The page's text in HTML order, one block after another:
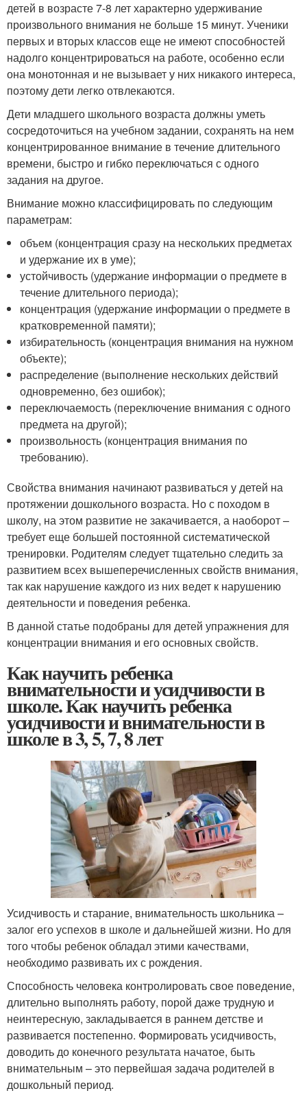
детей в возрасте 7-8 лет характерно удерживание
произвольного внимания не больше 15 минут. Ученики
первых и вторых классов еще не имеют способностей
надолго концентрироваться на работе, особенно если
она монотонная и не вызывает у них никакого интереса,
поэтому дети легко отвлекаются.
Дети младшего школьного возраста должны уметь
сосредоточиться на учебном задании, сохранять на нем
концентрированное внимание в течение длительного
времени, быстро и гибко переключаться с одного
задания на другое.
Внимание можно классифицировать по следующим
параметрам:
объем (концентрация сразу на нескольких предметах
и удержание их в уме);
устойчивость (удержание информации о предмете в
течение длительного периода);
концентрация (удержание информации о предмете в
кратковременной памяти);
избирательность (концентрация внимания на нужном
объекте);
распределение (выполнение нескольких действий
одновременно, без ошибок);
переключаемость (переключение внимания с одного
предмета на другой);
произвольность (концентрация внимания по
требованию).
Свойства внимания начинают развиваться у детей на
протяжении дошкольного возраста. Но с походом в
школу, на этом развитие не закачивается, а наоборот –
требует еще большей постоянной систематической
тренировки. Родителям следует тщательно следить за
развитием всех вышеперечисленных свойств внимания,
так как нарушение каждого из них ведет к нарушению
деятельности и поведения ребенка.
В данной статье подобраны для детей упражнения для
концентрации внимания и его основных свойств.
Как научить ребенка
внимательности и усидчивости в
школе. Как научить ребенка
усидчивости и внимательности в
школе в 3, 5, 7, 8 лет
Усидчивость и старание, внимательность школьника –
залог его успехов в школе и дальнейшей жизни. Но для
того чтобы ребенок обладал этими качествами,
необходимо развивать их с рождения.
Способность человека контролировать свое поведение,
длительно выполнять работу, порой даже трудную и
неинтересную, закладывается в раннем детстве и
развивается постепенно. Формировать усидчивость,
доводить до конечного результата начатое, быть
внимательным – это первейшая задача родителей в
дошкольный период.